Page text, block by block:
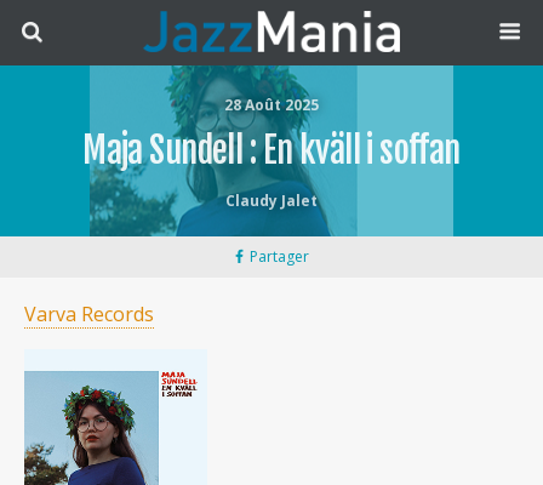
28 Août 2025
Maja Sundell : En kväll i soffan
Claudy Jalet
Partager
Varva Records